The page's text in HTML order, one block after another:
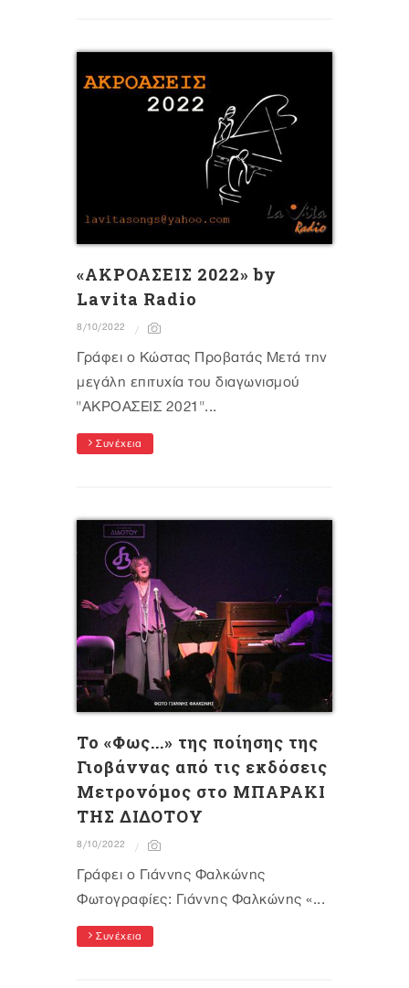
«ΑΚΡΟΑΣΕΙΣ 2022» by
Lavita Radio
8/10/2022
Γράφει ο Κώστας Προβατάς Μετά την
μεγάλη επιτυχία του διαγωνισμού
"ΑΚΡΟΑΣΕΙΣ 2021"...
Συνέχεια
Το «Φως...» της ποίησης της
Γιοβάννας από τις εκδόσεις
Μετρονόμος στο ΜΠΑΡΑΚΙ
ΤΗΣ ΔΙΔΟΤΟΥ
8/10/2022
Γράφει ο Γιάννης Φαλκώνης
Φωτογραφίες: Γιάννης Φαλκώνης «...
Συνέχεια